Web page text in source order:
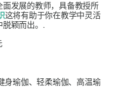
发展的教师，具备教授所
这将有助于你在教学中灵活
脱颖而出。.
身瑜伽、轻柔瑜伽、高温瑜